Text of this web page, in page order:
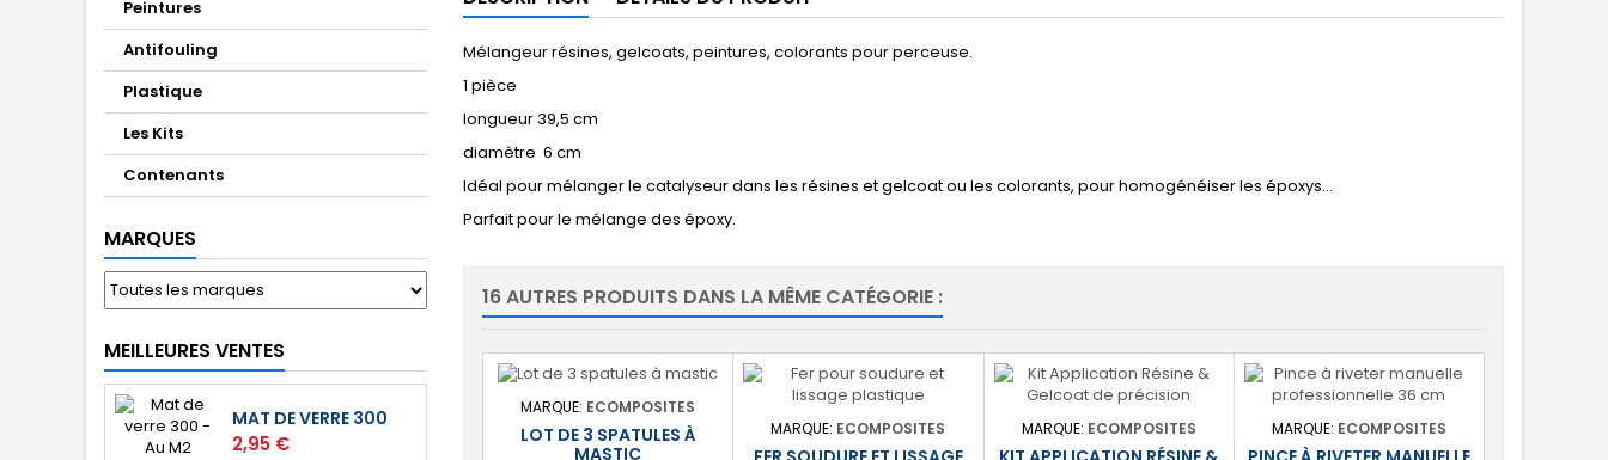
Peintures
Antifouling
Plastique
Les Kits
Contenants
MARQUES
MEILLEURES VENTES
MAT DE VERRE 300
Prix
2,95 €
Mélangeur résines, gelcoats, peintures, colorants pour perceuse.
1 pièce
longueur 39,5 cm
diamètre 6 cm
Idéal pour mélanger le catalyseur dans les résines et gelcoat ou les colorants, pour homogénéiser les époxys...
Parfait pour le mélange des époxy.
16 AUTRES PRODUITS DANS LA MÊME CATÉGORIE :
MARQUE: ECOMPOSITES
LOT DE 3 SPATULES À
MASTIC
MARQUE: ECOMPOSITES MARQUE: ECOMPOSITES MARQUE: ECOMPOSITES